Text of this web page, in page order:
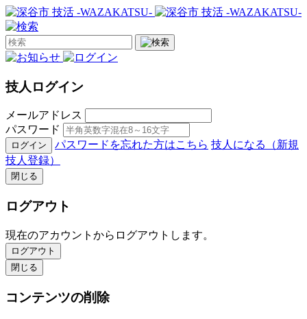
技人ログイン
メールアドレス
パスワード
ログイン パスワードを忘れた方はこちら 技人になる（新規
技人登録）
閉じる
ログアウト
現在のアカウントからログアウトします。
ログアウト
閉じる
コンテンツの削除